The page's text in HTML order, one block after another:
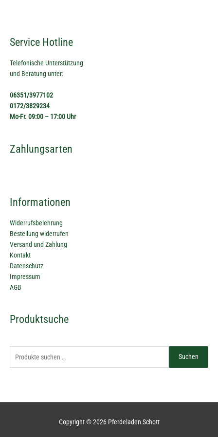
Service Hotline
Telefonische Unterstützung
und Beratung unter:
06351/3977102
0172/3829234
Mo-Fr. 09:00 – 17:00 Uhr
Zahlungsarten
Informationen
Widerrufsbelehrung
Bestellung widerrufen
Versand und Zahlung
Kontakt
Datenschutz
Impressum
AGB
Produktsuche
Suchen
Suchen
Copyright © 2026 Pferdeladen Schott